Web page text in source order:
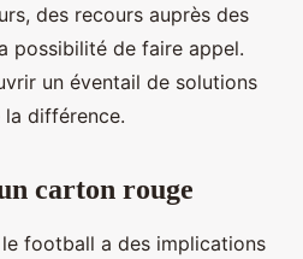
des recours auprès des
possibilité de faire appel.
un éventail de solutions
différence.
carton rouge
football a des implications